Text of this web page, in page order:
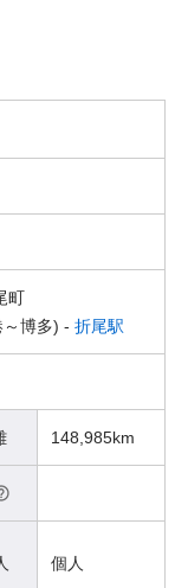
町
博多) - 折尾駅
148,985km
個人